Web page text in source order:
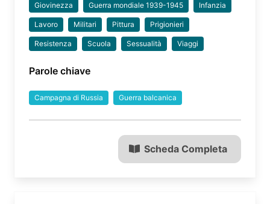
Giovinezza Guerra mondiale 1939-1945 Infanzia
Lavoro Militari Pittura Prigionieri
Resistenza Scuola Sessualità Viaggi
Parole chiave
Campagna di Russia Guerra balcanica
Scheda Completa